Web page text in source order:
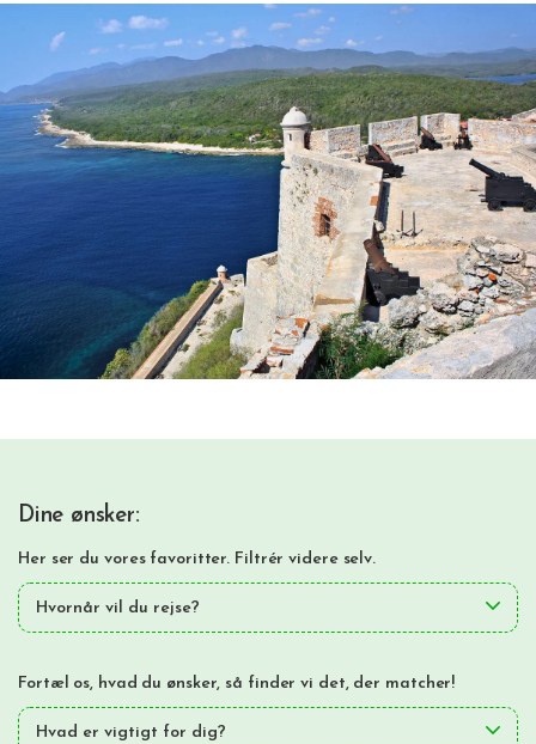
Dine ønsker:
Her ser du vores favoritter. Filtrér videre selv.
Hvornår vil du rejse?
Fortæl os, hvad du ønsker, så finder vi det, der matcher!
Hvad er vigtigt for dig?